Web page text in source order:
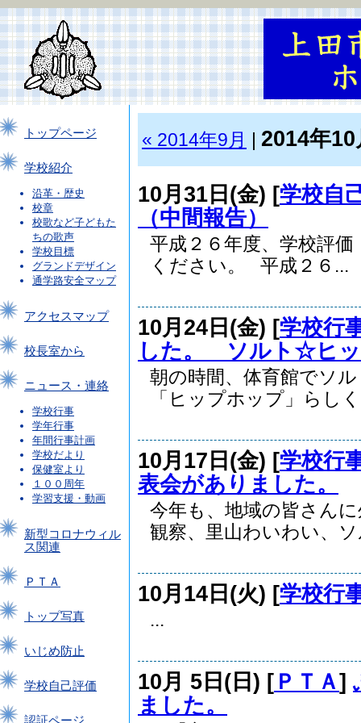
トップページ
学校紹介
沿革・歴史
校章
校歌など子どもた
ちの歌声
学校目標
グランドデザイン
通学路安全マップ
アクセスマップ
校長室から
ニュース・連絡
学校行事
学年行事
年間行事計画
学校だより
保健室より
１００周年
学習支援・動画
新型コロナウィル
ス関連
ＰＴＡ
トップ写真
いじめ防止
学校自己評価
« 2014年9月 2014年10
10月31日(金) [学校自
（中間報告）
平成２６年度、学校評
ください。 平成２６...
10月24日(金) [学校行
した。 ソルト☆ヒ
朝の時間、体育館でソ
「ヒップホップ」らし
10月17日(金) [学校行
表会がありました。
今年も、地域の皆さん
観察、里山わいわい、
10月14日(火) [学校行
...
10月 5日(日) [ ＰＴＡ]
ました。